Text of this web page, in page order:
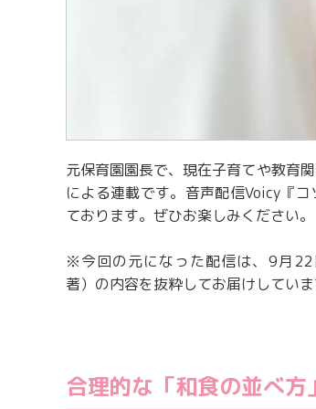
元保育園園長で、現在子育てや教育
による連載です。音声配信Voicy『
ております。ぜひお楽しみください。
※今回の元になった配信は、9月22
著）の内容を抜粋してお届けしていま
合理的な「和食の並べ方」